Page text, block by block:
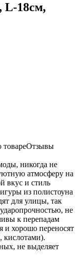
L-18см,
товареОтзывы
никогда не
атмосферу на
вкус и стиль
из полистоуна
для улицы, так
не
к перепадам
и хорошо переносят
кислотами).
не выделяет